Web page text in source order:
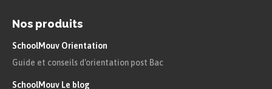
Nos produits
SchoolMouv Orientation
Guide et conseils d'orientation post Bac
SchoolMouv Le blog